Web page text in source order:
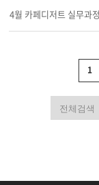
4월 카페디저트 실무과
1